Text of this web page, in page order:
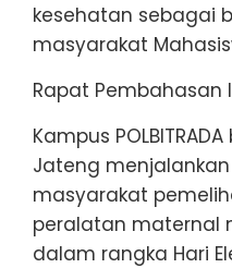
kesehatan sebagai
masyarakat
Rapat Pembahasan
Kampus
Jateng
masyarakat
peralatan maternal
dalam rangka Hari